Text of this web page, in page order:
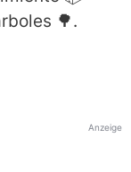
🌳.
Anzeige